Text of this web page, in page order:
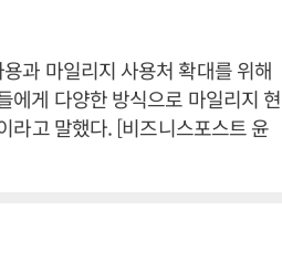
과 마일리지 사용처 확대를 위해
에게 다양한 방식으로 마일리지 현
라고 말했다. [비즈니스포스트 윤